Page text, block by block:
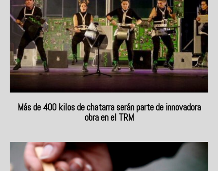
Más de 400 kilos de chatarra serán parte de innovadora
obra en el TRM